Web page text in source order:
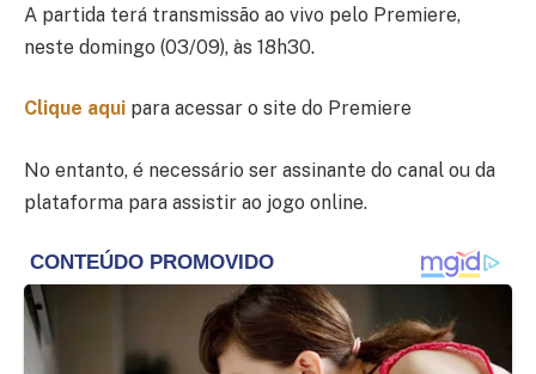
A partida terá transmissão ao vivo pelo Premiere,
neste domingo (03/09), às 18h30.
Clique aqui para acessar o site do Premiere
No entanto, é necessário ser assinante do canal ou da
plataforma para assistir ao jogo online.